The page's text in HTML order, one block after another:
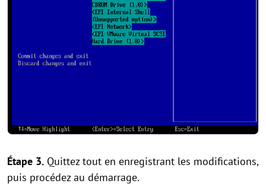
Étape 3. Quittez tout en enregistrant les modifications,
puis procédez au démarrage.